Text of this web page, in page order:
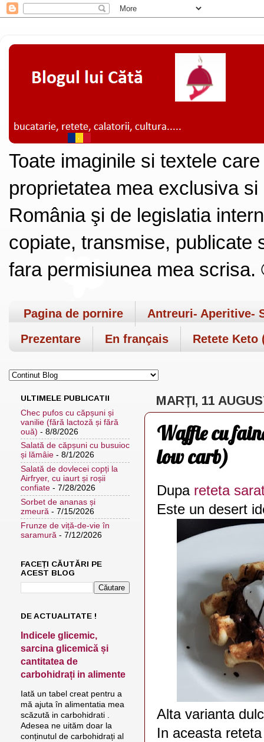
Toate imaginile si textele
proprietatea mea exclusiva
România şi de legislatia
copiate, transmise, publicate
fara permisiunea mea
Pagina de pornire
Antreuri- Aperitive-
Prezentare
En français Retete Keto
MARȚI, 11
Waffle cu
low carb)
Dupareteta
Este un desert
Alta varianta
In aceasta
ULTIMELE PUBLICATII
Chec pufos cu căpșuni și
vanilie (fără lactoză și fără
ouă) - 8/8/2026
Salată de căpșuni cu busuioc
și lămâie - 8/1/2026
Salată de dovlecei copți la
Airfryer, cu iaurt și roșii
confiate - 7/28/2026
Sorbet de ananas și
zmeură - 7/15/2026
Frunze de viță-de-vie în
saramură - 7/12/2026
FACEȚI CĂUTĂRI PE
ACEST BLOG
DE ACTUALITATE !
Indicele glicemic,
sarcina glicemică și
cantitatea de
carbohidrați in alimente
Iată un tabel creat pentru a
mă ajuta în alimentatia mea
scăzută in carbohidrati .
Adesea ne uităm doar la
conținutul de carbohidrați al